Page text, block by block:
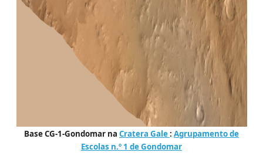
Base CG-1-Gondomar na Cratera Gale: Agrupamento de
Escolas n.º 1 de Gondomar